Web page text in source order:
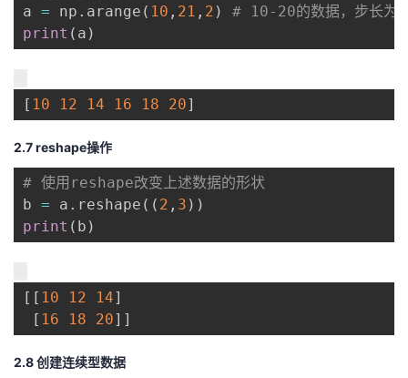
a = np . arange ( 10 , 21 , 2 )
# 10-20的数据，步长为2
print ( a )
[ 10 12 14 16 18 20]
2.7 reshape操作
# 使用reshape改变上述数据的形状
b = a . reshape ( ( 2 , 3 ) )
print ( b )
[ [ 10 12 14]
[ 16 18 20] ]
2.8 创建连续型数据